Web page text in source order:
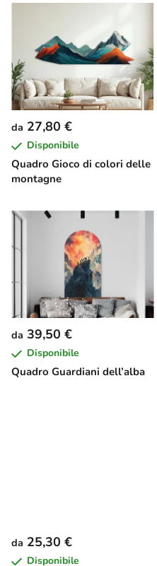
Quadro Gioco di colori delle
montagne
da 27,80 €
Disponibile
Quadro Guardiani dell’alba
da 39,50 €
Disponibile
da 25,30 €
Disponibile